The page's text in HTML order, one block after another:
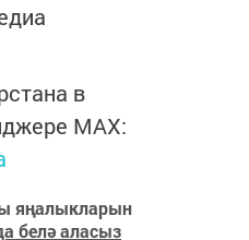
в
MАХ:
яңалыкларын
белә аласыз